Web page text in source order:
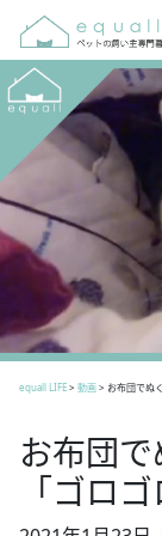
equall LIFE> 動画> お布団でぬ
お布団
「ゴロゴ